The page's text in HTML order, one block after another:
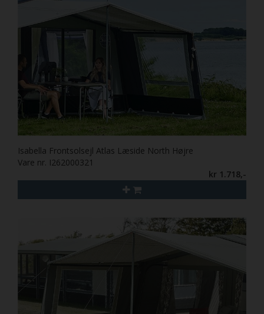
Isabella Frontsolsejl Atlas Læside North Højre
Vare nr. I262000321
kr 1.718,-